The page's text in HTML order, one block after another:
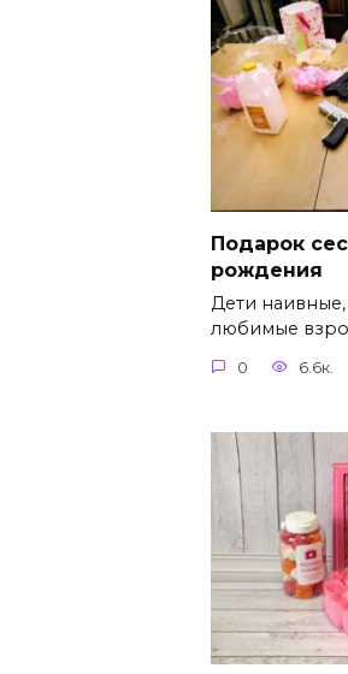
Подарок
рождения
Дети
любимые
0 6.6к.